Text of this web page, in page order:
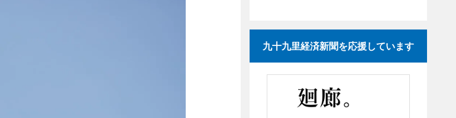
九十九里経済新聞を応援しています